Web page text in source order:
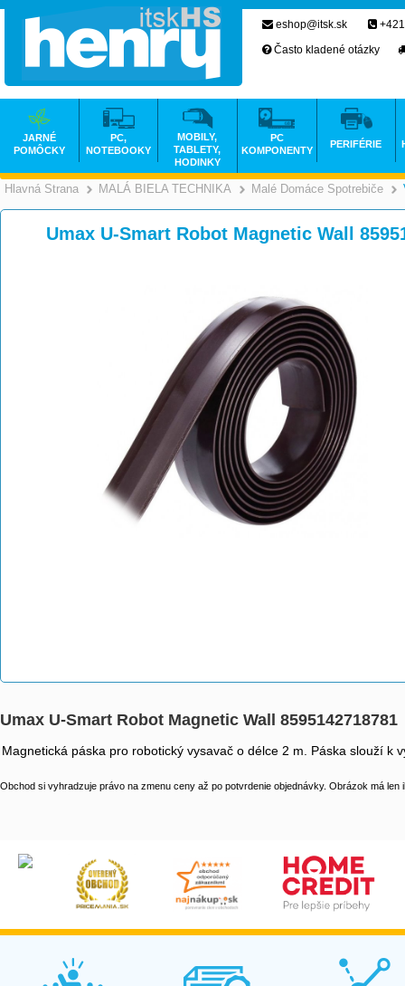
Hlavná Strana >
MALÁ BIELA TECHNIKA >
Malé Domáce Spotrebiče
Umax U-Smart Robot Magnetic Wall
Umax U-Smart Robot Magnetic Wall 8595142718781
Magnetická páska pro robotický vysavač o délce 2 m. Páska slouží
Obchod si vyhradzuje právo na zmenu ceny až po potvrdenie objednávky. Obrázok má len
eshop@itsk.sk
Často kladené otázky
JARNÉ
POMÔCKY
PC,
NOTEBOOKY
MOBILY,
TABLETY,
HODINKY
PC
KOMPONENTY
PERIFÉRIE